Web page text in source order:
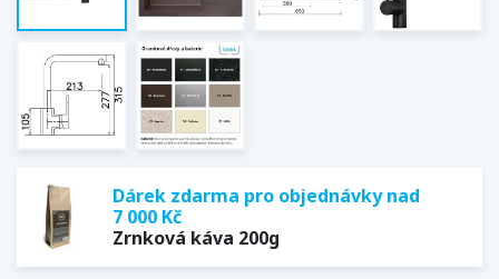
Dárek zdarma pro objednávky nad
7 000 Kč
Zrnková káva 200g